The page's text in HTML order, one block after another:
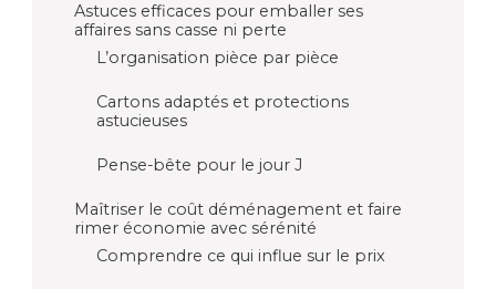
Astuces efficaces pour emballer ses
affaires sans casse ni perte
L’organisation pièce par pièce
Cartons adaptés et protections
astucieuses
Pense-bête pour le jour J
Maîtriser le coût déménagement et faire
rimer économie avec sérénité
Comprendre ce qui influe sur le prix